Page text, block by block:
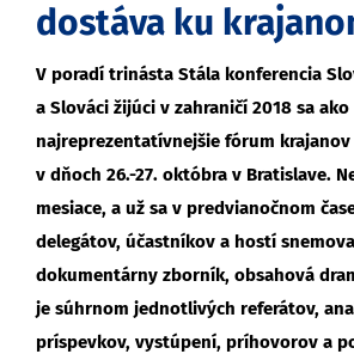
dostáva ku
V poradí trinásta Stála konferencia
a Slováci žijúci v zahraničí 2018 sa ako
najreprezentatívnejšie fórum
v dňoch 26.-27. októbra v Bratislave.
mesiace, a už sa v predvianočnom
delegátov, účastníkov a hostí
dokumentárny zborník, obsahová
je súhrnom jednotlivých referátov,
príspevkov, vystúpení, príhovorov a